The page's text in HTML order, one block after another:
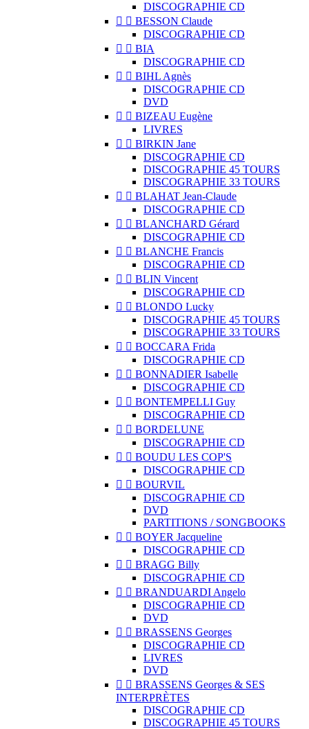
DISCOGRAPHIE CD
  BESSON Claude
DISCOGRAPHIE CD
  BIA
DISCOGRAPHIE CD
  BIHL Agnès
DISCOGRAPHIE CD
DVD
  BIZEAU Eugène
LIVRES
  BIRKIN Jane
DISCOGRAPHIE CD
DISCOGRAPHIE 45 TOURS
DISCOGRAPHIE 33 TOURS
  BLAHAT Jean-Claude
DISCOGRAPHIE CD
  BLANCHARD Gérard
DISCOGRAPHIE CD
  BLANCHE Francis
DISCOGRAPHIE CD
  BLIN Vincent
DISCOGRAPHIE CD
  BLONDO Lucky
DISCOGRAPHIE 45 TOURS
DISCOGRAPHIE 33 TOURS
  BOCCARA Frida
DISCOGRAPHIE CD
  BONNADIER Isabelle
DISCOGRAPHIE CD
  BONTEMPELLI Guy
DISCOGRAPHIE CD
  BORDELUNE
DISCOGRAPHIE CD
  BOUDU LES COP'S
DISCOGRAPHIE CD
  BOURVIL
DISCOGRAPHIE CD
DVD
PARTITIONS / SONGBOOKS
  BOYER Jacqueline
DISCOGRAPHIE CD
  BRAGG Billy
DISCOGRAPHIE CD
  BRANDUARDI Angelo
DISCOGRAPHIE CD
DVD
  BRASSENS Georges
DISCOGRAPHIE CD
LIVRES
DVD
  BRASSENS Georges & SES
INTERPRÈTES
DISCOGRAPHIE CD
DISCOGRAPHIE 45 TOURS